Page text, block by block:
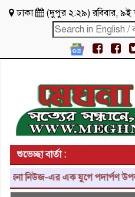
ঢাকা (দুপুর ২:২৯)রবিবার, ৯ই
শুভেচ্ছা বার্তা :
নিউজ-এর এক যুগে পদার্পণ